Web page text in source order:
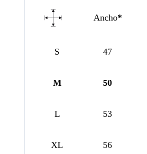
Ancho*
S 47
M 50
L 53
XL 56